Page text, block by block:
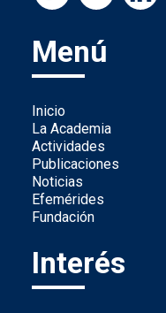
Menú
Inicio
La Academia
Actividades
Publicaciones
Noticias
Efemérides
Fundación
Interés